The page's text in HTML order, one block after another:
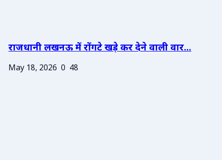
राजधानी लखनऊ में रोंगटे खड़े कर देने वाली वार...
May 18, 2026 0 48